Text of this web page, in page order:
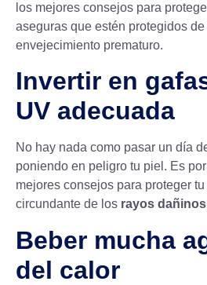
los mejores consejos para
aseguras que estén protegidos
envejecimiento prematuro.
Invertir en
UV adecuada
No hay nada como pasar un día
poniendo en peligro tu piel. Es
mejores consejos para proteger
circundante de los rayos dañinos
Beber mucha
del calor